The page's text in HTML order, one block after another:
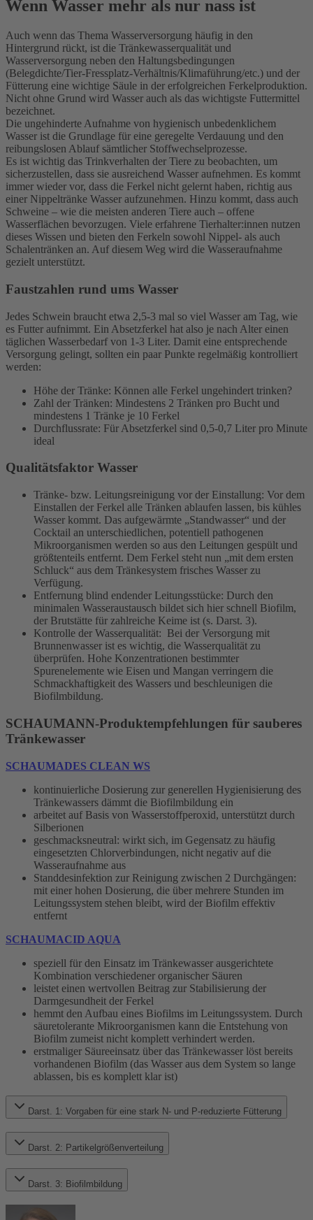
Wenn Wasser mehr als nur nass ist
Auch wenn das Thema Wasserversorgung häufig in den
Hintergrund rückt, ist die Tränkewasserqualität und
Wasserversorgung neben den Haltungsbedingungen
(Belegdichte/Tier-Fressplatz-Verhältnis/Klimaführung/etc.) und der
Fütterung eine wichtige Säule in der erfolgreichen Ferkelproduktion.
Nicht ohne Grund wird Wasser auch als das wichtigste Futtermittel
bezeichnet.
Die ungehinderte Aufnahme von hygienisch unbedenklichem
Wasser ist die Grundlage für eine geregelte Verdauung und den
reibungslosen Ablauf sämtlicher Stoffwechselprozesse.
Es ist wichtig das Trinkverhalten der Tiere zu beobachten, um
sicherzustellen, dass sie ausreichend Wasser aufnehmen. Es kommt
immer wieder vor, dass die Ferkel nicht gelernt haben, richtig aus
einer Nippeltränke Wasser aufzunehmen. Hinzu kommt, dass auch
Schweine – wie die meisten anderen Tiere auch – offene
Wasserflächen bevorzugen. Viele erfahrene Tierhalter:innen nutzen
dieses Wissen und bieten den Ferkeln sowohl Nippel- als auch
Schalentränken an. Auf diesem Weg wird die Wasseraufnahme
gezielt unterstützt.
Faustzahlen rund ums Wasser
Jedes Schwein braucht etwa 2,5-3 mal so viel Wasser am Tag, wie
es Futter aufnimmt. Ein Absetzferkel hat also je nach Alter einen
täglichen Wasserbedarf von 1-3 Liter. Damit eine entsprechende
Versorgung gelingt, sollten ein paar Punkte regelmäßig kontrolliert
werden:
Höhe der Tränke: Können alle Ferkel ungehindert trinken?
Zahl der Tränken: Mindestens 2 Tränken pro Bucht und
mindestens 1 Tränke je 10 Ferkel
Durchflussrate: Für Absetzferkel sind 0,5-0,7 Liter pro Minute
ideal
Qualitätsfaktor Wasser
Tränke- bzw. Leitungsreinigung vor der Einstallung: Vor dem
Einstallen der Ferkel alle Tränken ablaufen lassen, bis kühles
Wasser kommt. Das aufgewärmte „Standwasser“ und der
Cocktail an unterschiedlichen, potentiell pathogenen
Mikroorganismen werden so aus den Leitungen gespült und
größtenteils entfernt. Dem Ferkel steht nun „mit dem ersten
Schluck“ aus dem Tränkesystem frisches Wasser zu
Verfügung.
Entfernung blind endender Leitungsstücke: Durch den
minimalen Wasseraustausch bildet sich hier schnell Biofilm,
der Brutstätte für zahlreiche Keime ist (s. Darst. 3).
Kontrolle der Wasserqualität: Bei der Versorgung mit
Brunnenwasser ist es wichtig, die Wasserqualität zu
überprüfen. Hohe Konzentrationen bestimmter
Spurenelemente wie Eisen und Mangan verringern die
Schmackhaftigkeit des Wassers und beschleunigen die
Biofilmbildung.
SCHAUMANN-Produktempfehlungen für sauberes
Tränkewasser
SCHAUMADES CLEAN WS
kontinuierliche Dosierung zur generellen Hygienisierung des
Tränkewassers dämmt die Biofilmbildung ein
arbeitet auf Basis von Wasserstoffperoxid, unterstützt durch
Silberionen
geschmacksneutral: wirkt sich, im Gegensatz zu häufig
eingesetzten Chlorverbindungen, nicht negativ auf die
Wasseraufnahme aus
Standdesinfektion zur Reinigung zwischen 2 Durchgängen:
mit einer hohen Dosierung, die über mehrere Stunden im
Leitungssystem stehen bleibt, wird der Biofilm effektiv
entfernt
SCHAUMACID AQUA
speziell für den Einsatz im Tränkewasser ausgerichtete
Kombination verschiedener organischer Säuren
leistet einen wertvollen Beitrag zur Stabilisierung der
Darmgesundheit der Ferkel
hemmt den Aufbau eines Biofilms im Leitungssystem. Durch
säuretolerante Mikroorganismen kann die Entstehung von
Biofilm zumeist nicht komplett verhindert werden.
erstmaliger Säureeinsatz über das Tränkewasser löst bereits
vorhandenen Biofilm (das Wasser aus dem System so lange
ablassen, bis es komplett klar ist)
Darst. 1: Vorgaben für eine stark N- und P-reduzierte Fütterung
Darst. 2: Partikelgrößenverteilung
Darst. 3: Biofilmbildung